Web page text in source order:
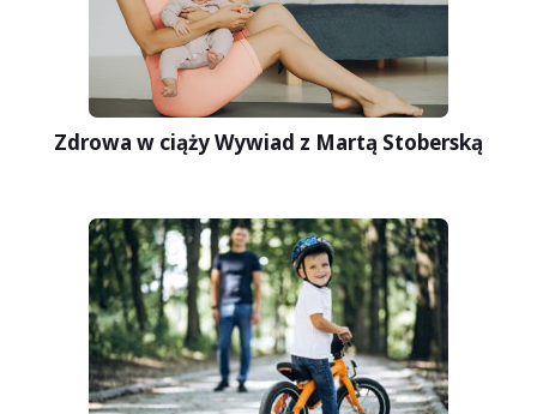
Zdrowa w ciąży Wywiad z Martą Stoberską